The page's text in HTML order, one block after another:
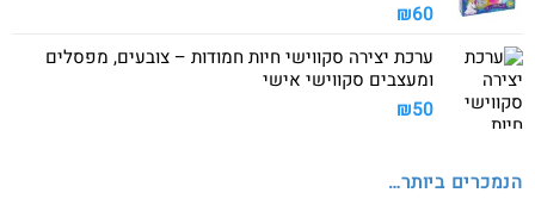
₪60
ערכת יצירה סקווישי חיות חמודות – צובעים, מפסלים
ומעצבים סקווישי אישי
₪50
הנמכרים ביותר…